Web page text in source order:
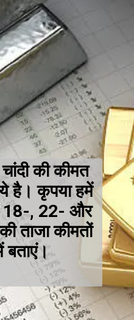
की कीमत
है। कृपया हमें
18-, 22- और
ताजा कीमतों
बताएं।